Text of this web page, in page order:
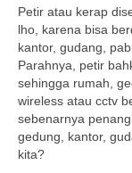
Petir atau kerap
lho, karena bisa
kantor, gudang,
Parahnya, petir
sehingga rumah,
wireless atau cctv
sebenarnya
gedung, kantor,
kita?